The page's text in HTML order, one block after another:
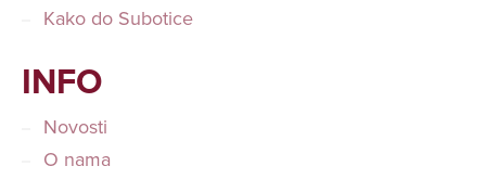
Kako do Subotice
INFO
Novosti
O nama